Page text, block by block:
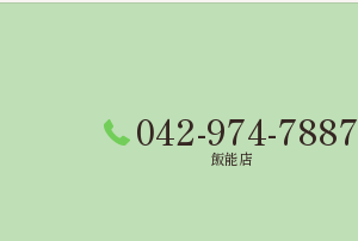
042-974-7887
飯能店